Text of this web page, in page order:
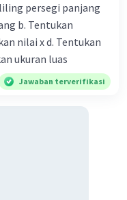
persegi panjang
b. Tentukan
nilai x d. Tentukan
ukuran luas
Jawaban terverifikasi